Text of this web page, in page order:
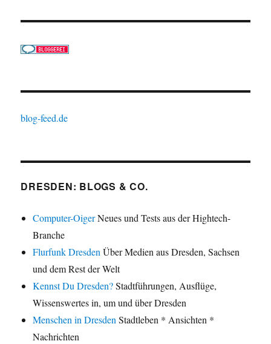
blog-feed.de
DRESDEN: BLOGS & CO.
Computer-OigerNeues und Tests aus der Hightech-
Branche
Flurfunk Dresden Über Medien aus Dresden, Sachsen
und dem Rest der Welt
Kennst Du Dresden?Stadtführungen, Ausflüge,
Wissenswertes in, um und über Dresden
Menschen in Dresden Stadtleben * Ansichten *
Nachrichten